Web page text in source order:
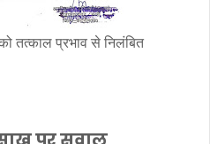
तत्काल प्रभाव से निलंबित